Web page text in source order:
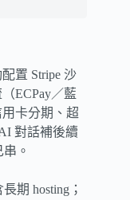
置 Stripe 沙
ECPay／藍
卡分期、超
對話補後續
。
期 hosting；